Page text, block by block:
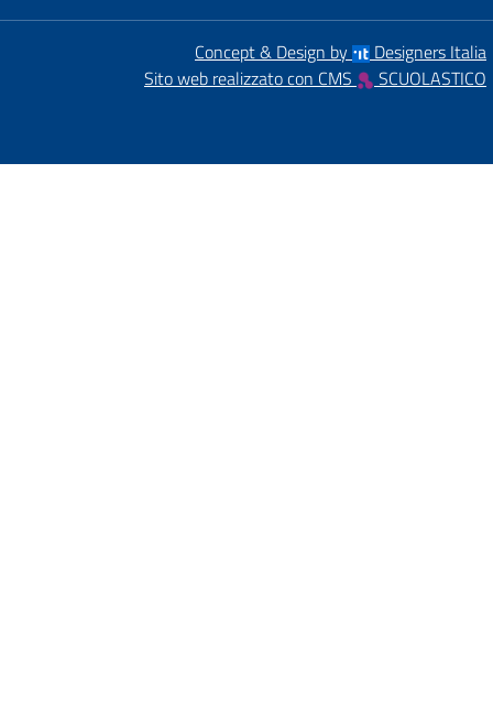
Concept & Design by
Designers Italia
Sito web realizzato con CMS
SCUOLASTICO